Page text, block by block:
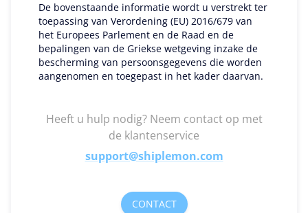
De bovenstaande informatie wordt u verstrekt ter
toepassing van Verordening (EU) 2016/679 van
het Europees Parlement en de Raad en de
bepalingen van de Griekse wetgeving inzake de
bescherming van persoonsgegevens die worden
aangenomen en toegepast in het kader daarvan.
Heeft u hulp nodig? Neem contact op met
de klantenservice
support@shiplemon.com
CONTACT